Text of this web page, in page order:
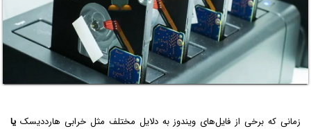
زمانی که برخی از فایل‌های ویندوز به دلایل مختلف مثل خرابی هارددیسک یا